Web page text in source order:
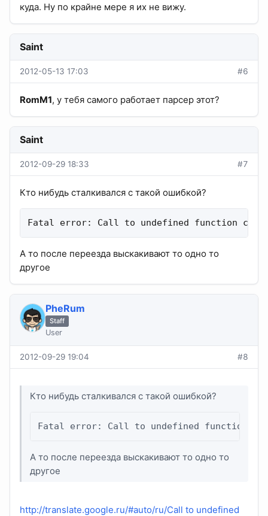
куда. Ну по крайне мере я их не вижу.
Saint
2012-05-13 17:03 #6
RomM1, у тебя самого работает парсер этот?
Saint
2012-09-29 18:33 #7
Кто нибудь сталкивался с такой ошибкой?
Fatal error: Call to undefined function
А то после переезда выскакивают то одно то
другое
PheRum
Staff
User
2012-09-29 19:04 #8
Кто нибудь сталкивался с такой ошибкой?
Fatal error: Call to undefined function
А то после переезда выскакивают то одно то
другое
http://translate.google.ru/#auto/ru/Call to undefined